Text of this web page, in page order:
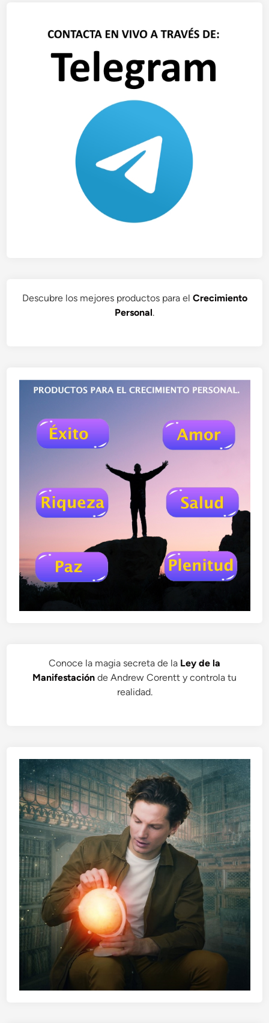
Descubre los mejores productos para el Crecimiento
Personal.
Conoce la magia secreta de la Ley de la
Manifestación de Andrew Corentt y controla tu
realidad.